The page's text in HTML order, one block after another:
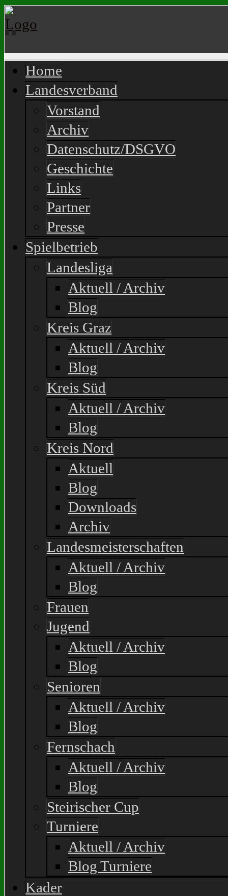
Home
Landesverband
Vorstand
Archiv
Datenschutz/DSGVO
Geschichte
Links
Partner
Presse
Spielbetrieb
Landesliga
Aktuell / Archiv
Blog
Kreis Graz
Aktuell / Archiv
Blog
Kreis Süd
Aktuell / Archiv
Blog
Kreis Nord
Aktuell
Blog
Downloads
Archiv
Landesmeisterschaften
Aktuell / Archiv
Blog
Frauen
Jugend
Aktuell / Archiv
Blog
Senioren
Aktuell / Archiv
Blog
Fernschach
Aktuell / Archiv
Blog
Steirischer Cup
Turniere
Aktuell / Archiv
Blog Turniere
Kader